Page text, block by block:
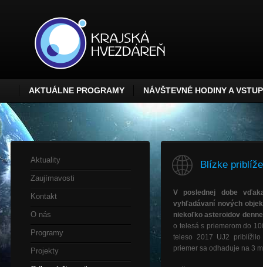
AKTUÁLNE PROGRAMY NÁVŠTEVNÉ HODINY A
Aktuality
Zaujímavosti
Kontakt
O nás
Programy
Projekty
Blízke
V poslednej dobe
vyhľadávaní nových
niekoľko asteroidov
o telesá s priemerom do
teleso 2017 UJ2
priemer sa odhaduje na 3